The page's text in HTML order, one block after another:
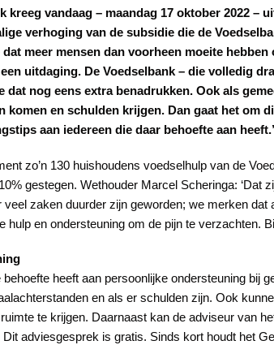
kreeg vandaag – maandag 17 oktober 2022
verhoging van de subsidie die de
meer mensen dan voorheen moeite
uitdaging. De Voedselbank – die volledig
dat nog eens extra benadrukken. Ook als
komen en schulden krijgen. Dan gaat het om
aan iedereen die daar behoefte aan
zo’n 130 huishoudens voedselhulp van de
gestegen. Wethouder Marcel Scheringa: ‘Dat
zaken duurder zijn geworden; we merken
hulp en ondersteuning om de pijn te verzachten.
heeft aan persoonlijke ondersteuning bij
en als er schulden zijn. Ook
te krijgen. Daarnaast kan de adviseur van
adviesgesprek is gratis. Sinds kort houdt het